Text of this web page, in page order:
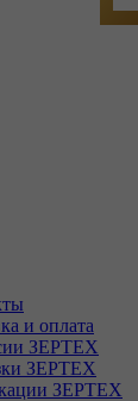
и оплата
ЗЕРТЕХ
ЗЕРТЕХ
ЗЕРТЕХ